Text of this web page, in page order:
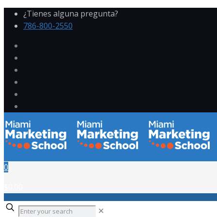
¿Tienes alguna pregunta?
786-800-2550
0
✕